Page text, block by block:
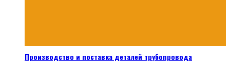
Производство и поставка деталей трубопровода